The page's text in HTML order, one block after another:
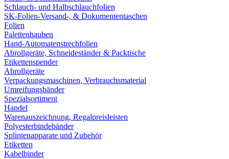
Schlauch- und Halbschlauchfolien
SK-Folien-Versand-, & Dokumententaschen
Folien
Palettenhauben
Hand-Automatenstrechfolien
Abrollgeräte, Schneideständer & Packtische
Etikettenspender
Abrollgeräte
Verpackungsmaschinen, Verbrauchsmaterial
Umreifungsbänder
Spezialsortiment
Handel
Warenauszeichnung, Regalpreisleisten
Polyesterbindebänder
Splintenapparate und Zubehör
Etiketten
Kabelbinder